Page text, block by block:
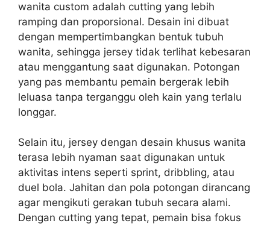
wanita custom adalah cutting yang lebih
ramping dan proporsional. Desain ini dibuat
dengan mempertimbangkan bentuk tubuh
wanita, sehingga jersey tidak terlihat kebesaran
atau menggantung saat digunakan. Potongan
yang pas membantu pemain bergerak lebih
leluasa tanpa terganggu oleh kain yang terlalu
longgar.
Selain itu, jersey dengan desain khusus wanita
terasa lebih nyaman saat digunakan untuk
aktivitas intens seperti sprint, dribbling, atau
duel bola. Jahitan dan pola potongan dirancang
agar mengikuti gerakan tubuh secara alami.
Dengan cutting yang tepat, pemain bisa fokus